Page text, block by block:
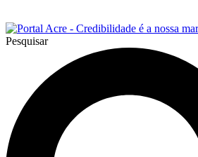
Pesquisar